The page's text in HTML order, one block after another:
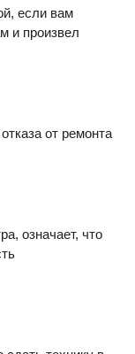
если вам
и произвел
от ремонта
означает, что